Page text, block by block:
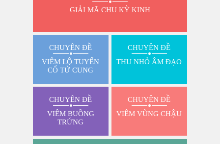
GIẢI MÃ CHU KỲ KINH
CHUYÊN ĐỀ
VIÊM LỘ TUYẾN
CỔ TỬ CUNG
CHUYÊN ĐỀ
THU NHỎ ÂM ĐẠO
CHUYÊN ĐỀ
VIÊM BUỒNG
TRỨNG
CHUYÊN ĐỀ
VIÊM VÙNG CHẬU